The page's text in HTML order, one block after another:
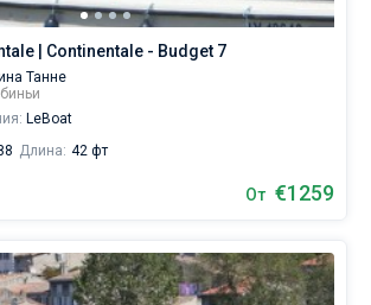
| Continentale - Budget 7
Танне
LeBoat
Длина: 42 фт
От €1259